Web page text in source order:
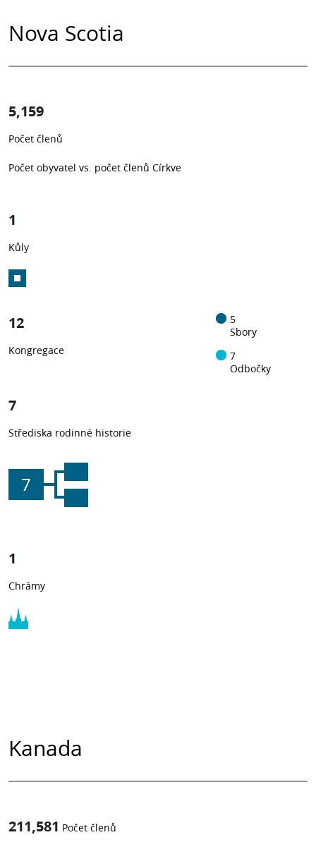
Nova Scotia
5,159
Počet členů0.53%
1 z
Počet obyvatel vs. počet členů Církve
1
Kůly
12
Kongregace
5
Sbory
7
Odbočky
7
Střediska rodinné historie
7
1
Chrámy
Kanada
211,581 Počet členů